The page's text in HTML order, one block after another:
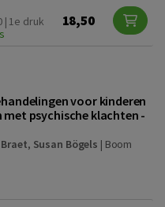
| 1e druk
18,50
voor kinderen
met psychische klachten -
, Susan Bögels | Boom